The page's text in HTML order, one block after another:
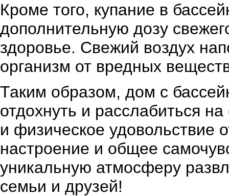
Кроме того, купание в
дополнительную дозу
здоровье. Свежий воздух
организм от вредных
Таким образом, дом с
отдохнуть и расслабиться
и физическое удовольствие
настроение и общее
уникальную атмосферу
семьи и друзей!